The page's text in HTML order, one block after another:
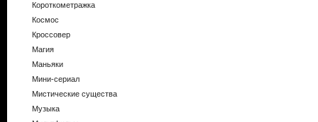
Короткометражка
Космос
Кроссовер
Магия
Маньяки
Мини-сериал
Мистические существа
Музыка